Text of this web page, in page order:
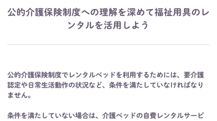
公的介護保険制度への理解を深めて福祉用具のレ
ンタルを活用しよう
公的介護保険制度でレンタルベッドを利用するためには、要介護
認定や日常生活動作の状況など、条件を満たしていなければなり
ません。
条件を満たしていない場合は、介護ベッドの自費レンタルサービ